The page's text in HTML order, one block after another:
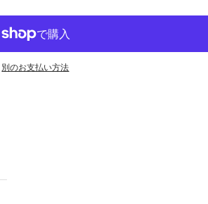
別のお支払い方法